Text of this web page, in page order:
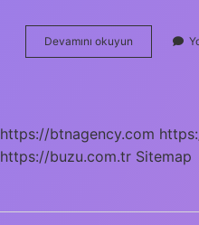
Devamını okuyun Ukraynaya
Kim
https://btnagency.com
https://buzu.com.tr Sitemap